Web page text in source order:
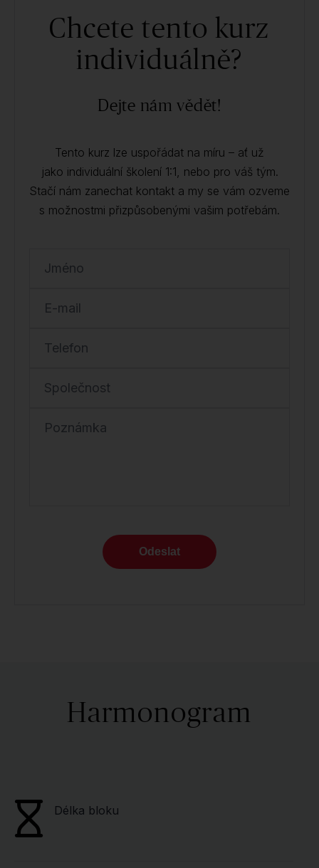
Chcete tento kurz
individuálně?
Dejte nám vědět!
Tento kurz lze uspořádat na míru – ať už
jako individuální školení 1:1, nebo pro váš tým.
Stačí nám zanechat kontakt a my se vám ozveme
s možnostmi přizpůsobenými vašim potřebám.
Jméno
E-mail
Telefon
Společnost
Poznámka
Odeslat
Harmonogram
Délka bloku